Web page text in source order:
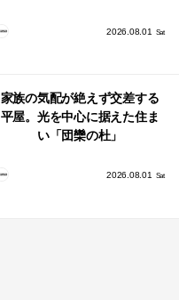
2026.08.01 Sat
家族の気配が絶えず交差する
平屋。光を中心に据えた住ま
い「団欒の杜」
2026.08.01 Sat